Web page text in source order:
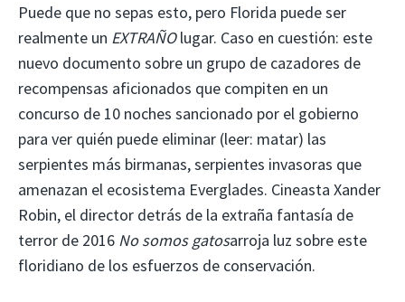
Puede que no sepas esto, pero Florida puede ser
realmente un EXTRAÑOlugar. Caso en cuestión: este
nuevo documento sobre un grupo de cazadores de
recompensas aficionados que compiten en un
concurso de 10 noches sancionado por el gobierno
para ver quién puede eliminar (leer: matar) las
serpientes más birmanas, serpientes invasoras que
amenazan el ecosistema Everglades. Cineasta Xander
Robin, el director detrás de la extraña fantasía de
terror de 2016 No somos gatosarroja luz sobre este
floridiano de los esfuerzos de conservación.